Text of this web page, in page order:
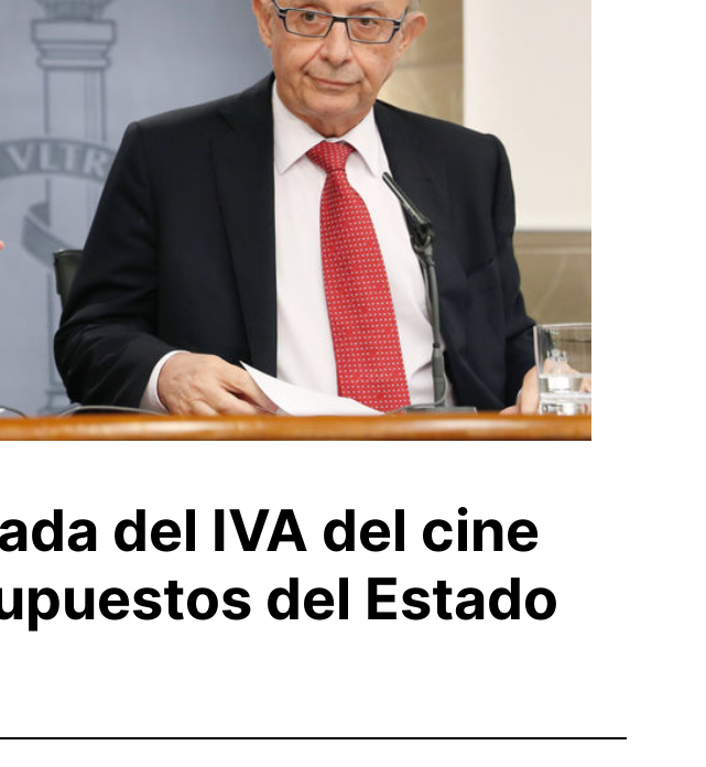
del IVA del cine
del Estado